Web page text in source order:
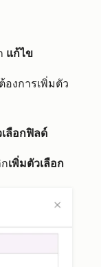
แก้ไข
งการเพิ่มตัว
เลือกฟิลด์
เพิ่มตัวเลือก